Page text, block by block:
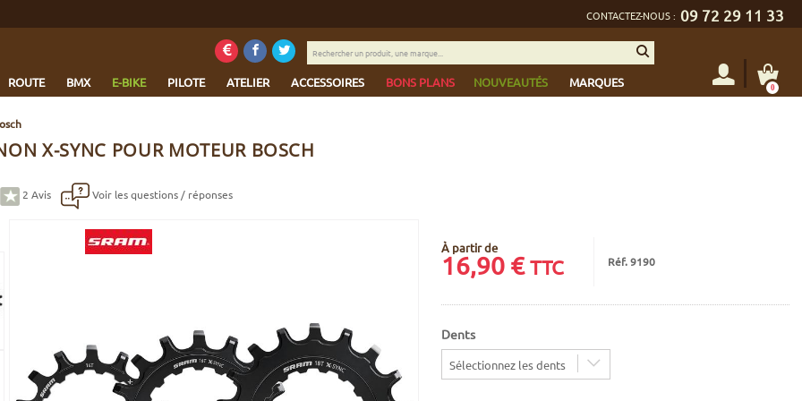
CONTACTEZ-NOUS : 09 72 29 11 33
ROUTE BMX E-BIKE PILOTE ATELIER ACCESSOIRES BONS PLANS NOUVEAUTÉS MARQUES
Rechercher
un
une
marque...
0
X-SYNC POUR MOTEUR BOSCH
2 Avis Voir les questions / réponses
À partir de
16,90€ TTC Réf. 9190
Dents
Sélectionnez les dents